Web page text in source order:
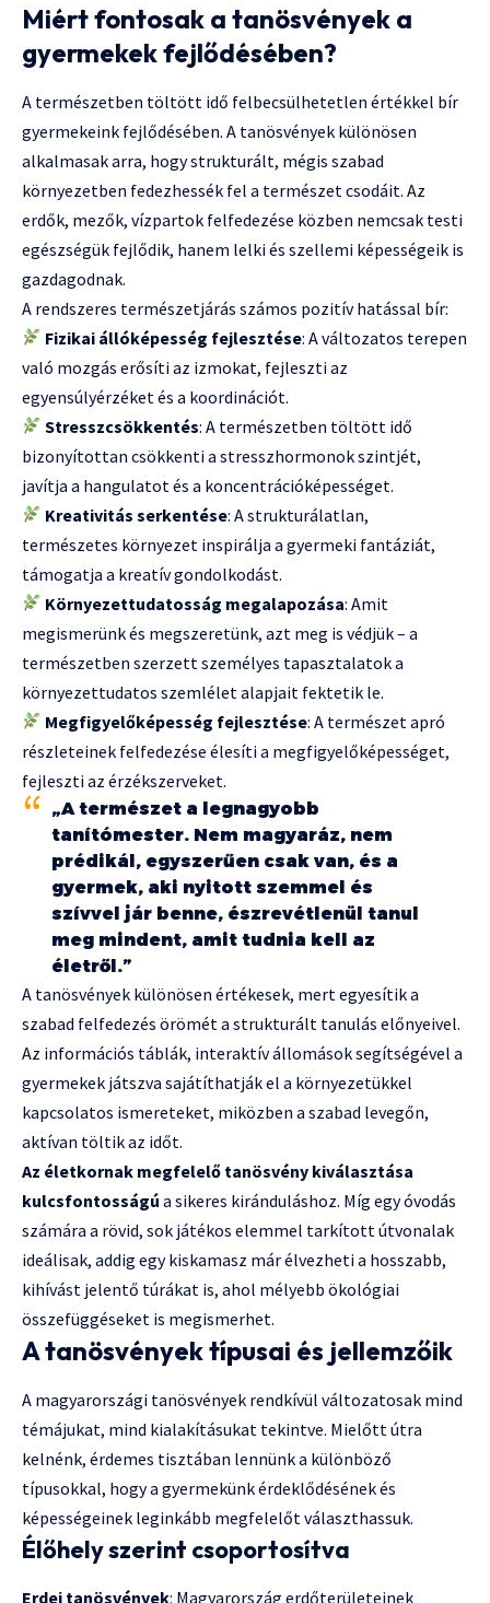
Miért fontosak a tanösvények a
gyermekek fejlődésében?
A természetben töltött idő felbecsülhetetlen értékkel bír
gyermekeink fejlődésében. A tanösvények különösen
alkalmasak arra, hogy strukturált, mégis szabad
környezetben fedezhessék fel a természet csodáit. Az
erdők, mezők, vízpartok felfedezése közben nemcsak testi
egészségük fejlődik, hanem lelki és szellemi képességeik is
gazdagodnak.
A rendszeres természetjárás számos pozitív hatással bír:
Fizikai állóképesség fejlesztése: A változatos terepen
való mozgás erősíti az izmokat, fejleszti az
egyensúlyérzéket és a koordinációt.
Stresszcsökkentés: A természetben töltött idő
bizonyítottan csökkenti a stresszhormonok szintjét,
javítja a hangulatot és a koncentrációképességet.
Kreativitás serkentése: A strukturálatlan,
természetes környezet inspirálja a gyermeki fantáziát,
támogatja a kreatív gondolkodást.
Környezettudatosság megalapozása: Amit
megismerünk és megszeretünk, azt meg is védjük – a
természetben szerzett személyes tapasztalatok a
környezettudatos szemlélet alapjait fektetik le.
Megfigyelőképesség fejlesztése: A természet apró
részleteinek felfedezése élesíti a megfigyelőképességet,
fejleszti az érzékszerveket.
„A természet a legnagyobb
tanítómester. Nem magyaráz, nem
prédikál, egyszerűen csak van, és a
gyermek, aki nyitott szemmel és
szívvel jár benne, észrevétlenül tanul
meg mindent, amit tudnia kell az
életről.”
A tanösvények különösen értékesek, mert egyesítik a
szabad felfedezés örömét a strukturált tanulás előnyeivel.
Az információs táblák, interaktív állomások segítségével a
gyermekek játszva sajátíthatják el a környezetükkel
kapcsolatos ismereteket, miközben a szabad levegőn,
aktívan töltik az időt.
Az életkornak megfelelő tanösvény kiválasztása
kulcsfontosságú a sikeres kiránduláshoz. Míg egy óvodás
számára a rövid, sok játékos elemmel tarkított útvonalak
ideálisak, addig egy kiskamasz már élvezheti a hosszabb,
kihívást jelentő túrákat is, ahol mélyebb ökológiai
összefüggéseket is megismerhet.
A tanösvények típusai és jellemzőik
A magyarországi tanösvények rendkívül változatosak mind
témájukat, mind kialakításukat tekintve. Mielőtt útra
kelnénk, érdemes tisztában lennünk a különböző
típusokkal, hogy a gyermekünk érdeklődésének és
képességeinek leginkább megfelelőt választhassuk.
Élőhely szerint csoportosítva
Erdei tanösvények: Magyarország erdőterületeinek